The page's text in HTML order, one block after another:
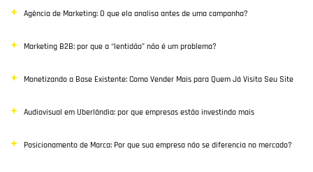
Inbound Marketing
Desenvolvimento Web
Google Ads
E-commerce
Poisiconamento e Branding
Agência de Marketing: O que ela analisa antes de uma campanha?
Marketing B2B: por que a “lentidão” não é um problema?
Monetizando a Base Existente: Como Vender Mais para Quem Já Visita Seu Site
Audiovisual em Uberlândia: por que empresas estão investindo mais
Posicionamento de Marca: Por que sua empresa não se diferencia no mercado?